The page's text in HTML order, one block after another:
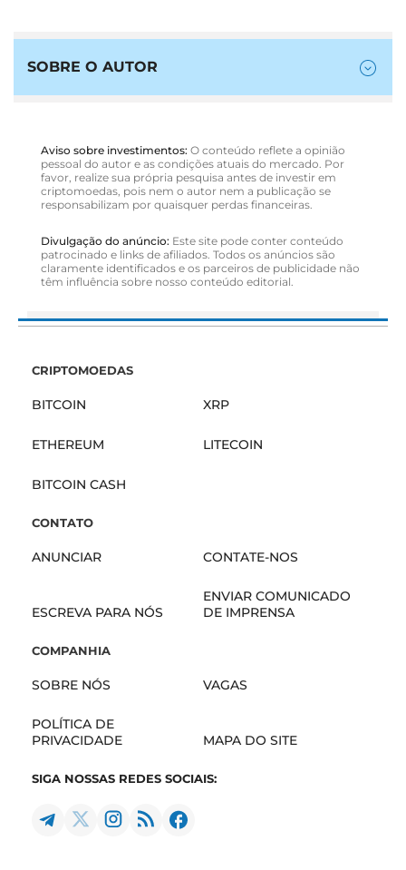
SOBRE O AUTOR
Aviso sobre investimentos: O conteúdo reflete a opinião
pessoal do autor e as condições atuais do mercado. Por
favor, realize sua própria pesquisa antes de investir em
criptomoedas, pois nem o autor nem a publicação se
responsabilizam por quaisquer perdas financeiras.
Divulgação do anúncio: Este site pode conter conteúdo
patrocinado e links de afiliados. Todos os anúncios são
claramente identificados e os parceiros de publicidade não
têm influência sobre nosso conteúdo editorial.
CRIPTOMOEDAS
BITCOIN XRP
ETHEREUM LITECOIN
BITCOIN CASH
CONTATO
ANUNCIAR CONTATE-NOS
ESCREVA PARA NÓS
ENVIAR COMUNICADO
DE IMPRENSA
COMPANHIA
SOBRE NÓS VAGAS
POLÍTICA DE
PRIVACIDADE
MAPA DO SITE
SIGA NOSSAS REDES SOCIAIS: